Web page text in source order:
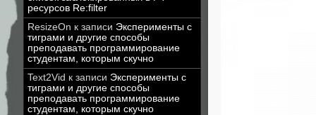
ресурсов Re:filter
ResizeOn к записи Эксперименты с
тиграми и другие способы
преподавать программирование
студентам, которым скучно
Text2Vid к записи Эксперименты с
тиграми и другие способы
преподавать программирование
студентам, которым скучно